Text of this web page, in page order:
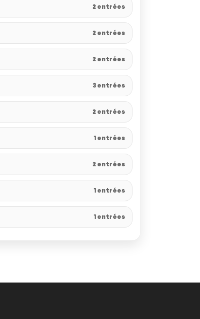
2 entrées
2 entrées
2 entrées
3 entrées
2 entrées
1 entrées
2 entrées
1 entrées
1 entrées